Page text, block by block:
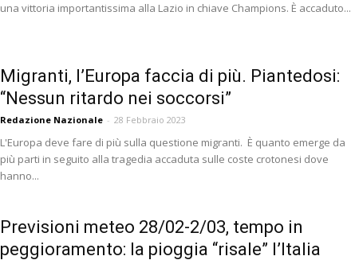
una vittoria importantissima alla Lazio in chiave Champions. È accaduto...
Migranti, l’Europa faccia di più. Piantedosi:
“Nessun ritardo nei soccorsi”
Redazione Nazionale - 28 Febbraio 2023
L'Europa deve fare di più sulla questione migranti. È quanto emerge da
più parti in seguito alla tragedia accaduta sulle coste crotonesi dove
hanno...
Previsioni meteo 28/02-2/03, tempo in
peggioramento: la pioggia “risale” l’Italia